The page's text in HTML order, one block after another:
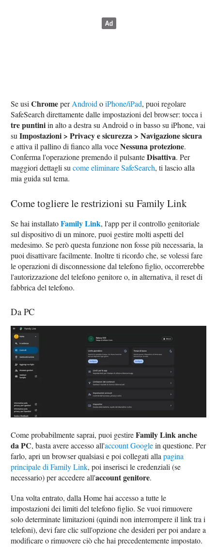
Se usiChromeperAndroidoiPhone/iPad, puoi regolare
SafeSearch direttamente dalle impostazioni del browser: tocca i
tre puntiniin alto a destra su Android o in basso su iPhone, vai
suImpostazioni > Privacy e sicurezza > Navigazione sicura
e attiva il pallino di fianco alla voceNessuna protezione.
Conferma l'operazione premendo il pulsanteDisattiva. Per
maggiori dettagli sucome eliminare SafeSearch, ti lascio alla
mia guida sul tema.
Come togliere le restrizioni su Family Link
Se hai installatoFamily Link, l'app per il controllo genitoriale
sul dispositivo di un minore, puoi gestire molti aspetti del
medesimo. Se però questa funzione non fosse più necessaria, la
puoi disattivare facilmente. Inoltre ti ricordo che, se volessi fare
le operazioni di disconnessione dal telefono figlio, occorrerebbe
l'autorizzazione del telefono genitore o, in alternativa, il reset di
fabbrica del telefono.
Da PC
Come probabilmente saprai, puoi gestireFamily Link anche
da PC, basta avere accesso all'account Googlein questione. Per
farlo, apri un browser qualsiasi e poi collegati allapagina
principale di Family Link, poi inserisci le credenziali (se
necessario) per accedere all'account genitore.
Una volta entrato, dalla Home hai accesso a tutte le
impostazioni dei limiti del telefono figlio. Se vuoi rimuovere
solo determinate limitazioni (quindi non interrompere il link tra i
telefoni), devi fare clic sull'opzione che desideri per poi andare a
modificare o rimuovere ciò che hai precedentemente impostato.